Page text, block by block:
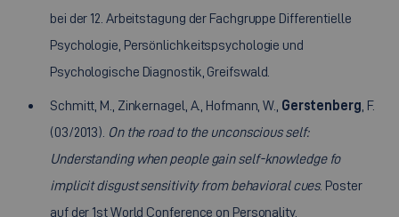
bei der 12. Arbeitstagung der Fachgruppe Differentielle
Psychologie, Persönlichkeitspsychologie und
Psychologische Diagnostik, Greifswald.
Schmitt, M., Zinkernagel, A., Hofmann, W., Gerstenberg , F.
(03/2013). On the road to the unconscious self:
Understanding when people gain self-knowledge fo
implicit disgust sensitivity from behavioral cues. Poster
auf der 1st World Conference on Personality,